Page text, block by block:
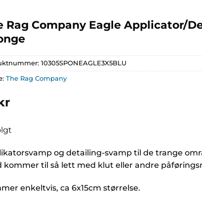
Rag Company Eagle Applicator/
10305SPONEAGLE3X5BLU
The Rag Company
og detailing-svamp til de trange
kommer til så lett med klut eller andre
enkeltvis, ca 6x15cm størrelse.